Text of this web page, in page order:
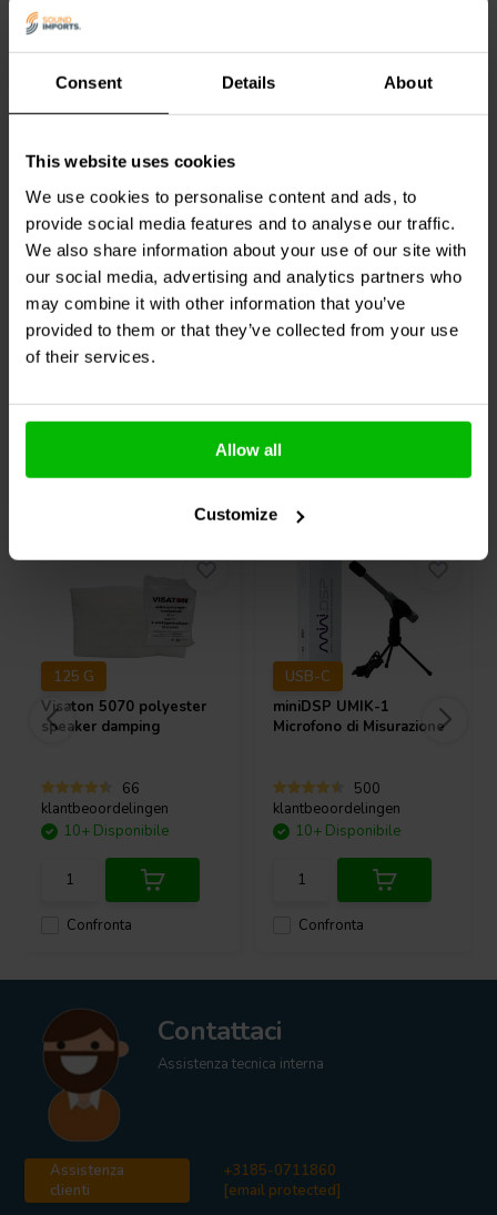
Consent Details About
This website uses cookies
We use cookies to personalise content and ads, to
provide social media features and to analyse our traffic.
We also share information about your use of our site with
our social media, advertising and analytics partners who
may combine it with other information that you’ve
provided to them or that they’ve collected from your use
of their services.
Allow all
Customize
nell'hardware di controllo.
9004 25 mm Brass Knob
Shiny Black NA
0
klantbeoordelingen
4 Disponibile
9000-A 25 mm Brass
Knob Shiny Gold
Alligned
0
klantbeoordelingen
4 Disponibile
Acquistati anche da altri
125 G
Visaton 5070 polyester
speaker damping
66
klantbeoordelingen
Confronta
10+ Disponibile
USB-C
miniDSP UMIK-1
Microfono di Misurazione
500
klantbeoordelingen
Confronta
10+ Disponibile
Contattaci
Assistenza tecnica interna
Assistenza
clienti
+3185-0711860
[email protected]